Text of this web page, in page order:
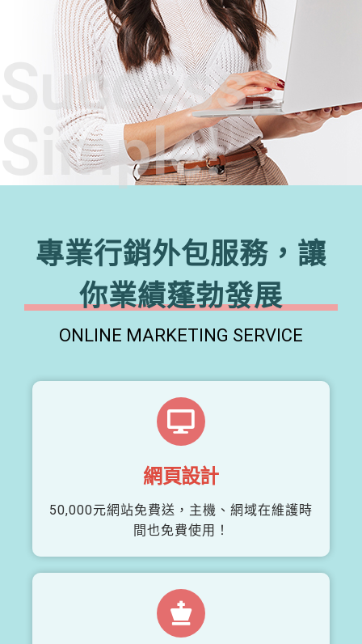
Success,
Simple!
專業行銷外包服務，讓
你業績蓬勃發展
ONLINE MARKETING SERVICE
網頁設計
50,000元網站免費送，主機、網域在維護時
間也免費使用！